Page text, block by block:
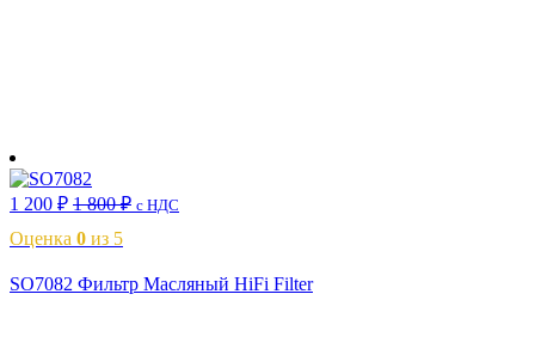
1 200 ₽ 1 800₽ с НДС
Оценка 0 из 5
SO7082 Фильтр Масляный HiFi Filter